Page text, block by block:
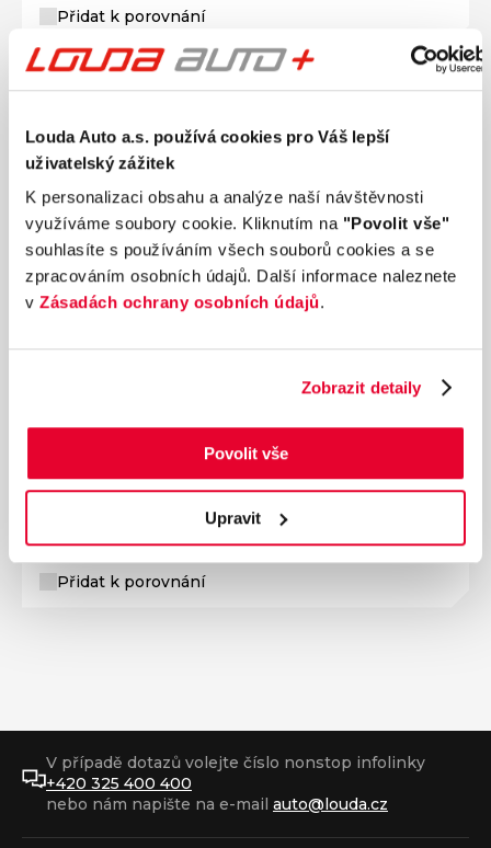
Louda Auto a.s. používá cookies pro Váš lepší
uživatelský zážitek
K personalizaci obsahu a analýze naší návštěvnosti
využíváme soubory cookie. Kliknutím na "Povolit vše"
souhlasíte s používáním všech souborů cookies a se
zpracováním osobních údajů. Další informace naleznete
v Zásadách ochrany osobních údajů.
Zobrazit detaily
Povolit vše
Upravit
Přidat k porovnání
Výkon
Palivo
Převodovka
Manuální
Přidat k porovnání
V případě dotazů volejte číslo nonstop infolinky
+420 325 400 400
nebo nám napište na e-mail auto@louda.cz